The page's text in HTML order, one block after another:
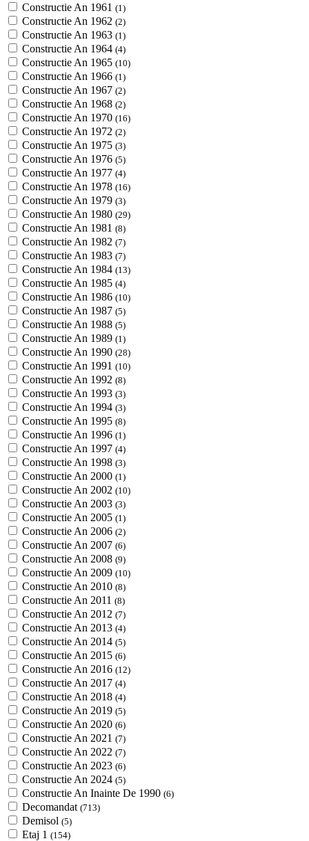
Constructie An 1961 (1)
Constructie An 1962 (2)
Constructie An 1963 (1)
Constructie An 1964 (4)
Constructie An 1965 (10)
Constructie An 1966 (1)
Constructie An 1967 (2)
Constructie An 1968 (2)
Constructie An 1970 (16)
Constructie An 1972 (2)
Constructie An 1975 (3)
Constructie An 1976 (5)
Constructie An 1977 (4)
Constructie An 1978 (16)
Constructie An 1979 (3)
Constructie An 1980 (29)
Constructie An 1981 (8)
Constructie An 1982 (7)
Constructie An 1983 (7)
Constructie An 1984 (13)
Constructie An 1985 (4)
Constructie An 1986 (10)
Constructie An 1987 (5)
Constructie An 1988 (5)
Constructie An 1989 (1)
Constructie An 1990 (28)
Constructie An 1991 (10)
Constructie An 1992 (8)
Constructie An 1993 (3)
Constructie An 1994 (3)
Constructie An 1995 (8)
Constructie An 1996 (1)
Constructie An 1997 (4)
Constructie An 1998 (3)
Constructie An 2000 (1)
Constructie An 2002 (10)
Constructie An 2003 (3)
Constructie An 2005 (1)
Constructie An 2006 (2)
Constructie An 2007 (6)
Constructie An 2008 (9)
Constructie An 2009 (10)
Constructie An 2010 (8)
Constructie An 2011 (8)
Constructie An 2012 (7)
Constructie An 2013 (4)
Constructie An 2014 (5)
Constructie An 2015 (6)
Constructie An 2016 (12)
Constructie An 2017 (4)
Constructie An 2018 (4)
Constructie An 2019 (5)
Constructie An 2020 (6)
Constructie An 2021 (7)
Constructie An 2022 (7)
Constructie An 2023 (6)
Constructie An 2024 (5)
Constructie An Inainte De 1990 (6)
Decomandat (713)
Demisol (5)
Etaj 1 (154)